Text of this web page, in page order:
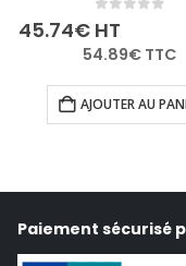
45.74€HT
54.89€ TTC
AJOUTER AU
Paiement sécurisé